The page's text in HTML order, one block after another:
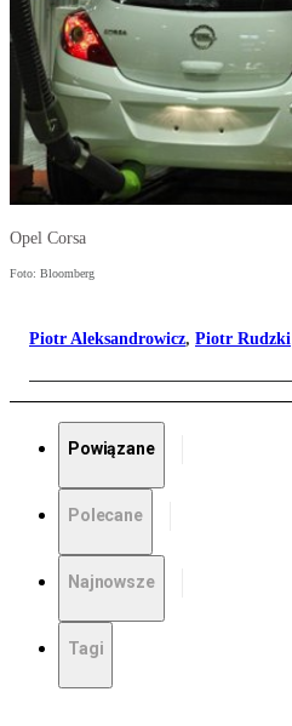
Opel Corsa
Foto: Bloomberg
Piotr Aleksandrowicz, Piotr Rudzki
Powiązane
Polecane
Najnowsze
Tagi